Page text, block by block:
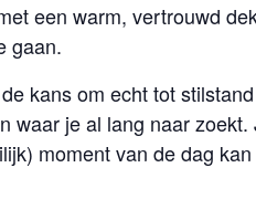
een warm, vertrouwd
gaan.
kans om echt tot
waar je al lang naar
moment van de dag